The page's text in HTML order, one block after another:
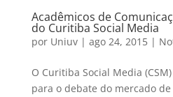
Acadêmicos de
do Curitiba Social Media
por Uniuv| ago 24, 2015|
O Curitiba Social Media
para o debate do mercado